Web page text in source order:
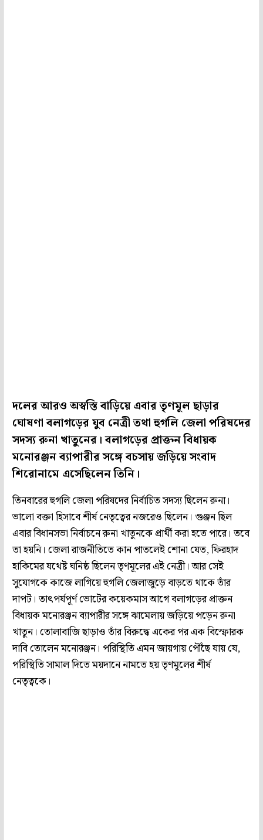
দলের আরও অস্বস্তি বাড়িয়ে এবার তৃণমূল ছাড়ার
ঘোষণা বলাগড়ের যুব নেত্রী তথা হুগলি জেলা পরিষদের
সদস্য রুনা খাতুনের। বলাগড়ের প্রাক্তন বিধায়ক
মনোরঞ্জন ব্যাপারীর সঙ্গে বচসায় জড়িয়ে সংবাদ
শিরোনামে এসেছিলেন তিনি।
তিনবারের হুগলি জেলা পরিষদের নির্বাচিত সদস্য ছিলেন রুনা।
ভালো বক্তা হিসাবে শীর্ষ নেতৃত্বের নজরেও ছিলেন। গুঞ্জন ছিল
এবার বিধানসভা নির্বাচনে রুনা খাতুনকে প্রার্থী করা হতে পারে। তবে
তা হয়নি। জেলা রাজনীতিতে কান পাতলেই শোনা যেত, ফিরহাদ
হাকিমের যথেষ্ট ঘনিষ্ঠ ছিলেন তৃণমূলের এই নেত্রী। আর সেই
সুযোগকে কাজে লাগিয়ে হুগলি জেলাজুড়ে বাড়তে থাকে তাঁর
দাপট। তাৎপর্যপূর্ণ ভোটের কয়েকমাস আগে বলাগড়ের প্রাক্তন
বিধায়ক মনোরঞ্জন ব্যাপারীর সঙ্গে ঝামেলায় জড়িয়ে পড়েন রুনা
খাতুন। তোলাবাজি ছাড়াও তাঁর বিরুদ্ধে একের পর এক বিস্ফোরক
দাবি তোলেন মনোরঞ্জন। পরিস্থিতি এমন জায়গায় পৌঁছে যায় যে,
পরিস্থিতি সামাল দিতে ময়দানে নামতে হয় তৃণমূলের শীর্ষ
নেতৃত্বকে।